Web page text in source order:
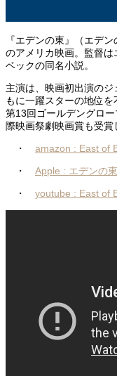
『エデンの東』（エデ
のアメリカ映画。監督
ベックの同名小説。
主演は、映画初出演の
もに一躍スターの地位を
第13回ゴールデングロ
際映画祭劇映画賞も受賞
・ amazon : East of
・ Apple : エデンの
・ youtube : East of